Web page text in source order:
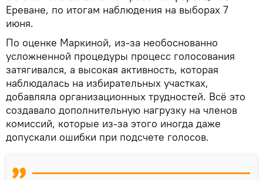
Ереване, по итогам наблюдения на выборах 7
июня.
По оценке Маркиной, из-за необоснованно
усложненной процедуры процесс голосования
затягивался, а высокая активность, которая
наблюдалась на избирательных участках,
добавляла организационных трудностей. Всё это
создавало дополнительную нагрузку на членов
комиссий, которые из-за этого иногда даже
допускали ошибки при подсчете голосов.